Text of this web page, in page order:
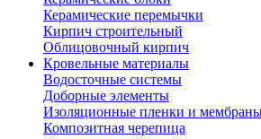
Керамические перемычки
Кирпич строительный
Облицовочный кирпич
Кровельные материалы
Водосточные системы
Доборные элементы
Изоляционные пленки и
Композитная черепица